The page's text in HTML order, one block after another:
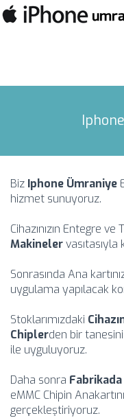
Biz Iphone Ümraniye
hizmet sunuyoruz.
Cihazınızın Entegre
Makineler
Sonrasında Ana
uygulama yapılacak
Stoklarımızdaki
Chiplerden bir
ile uyguluyoruz.
Daha sonra
eMMC Chipin
gerçekleştiriyoruz.